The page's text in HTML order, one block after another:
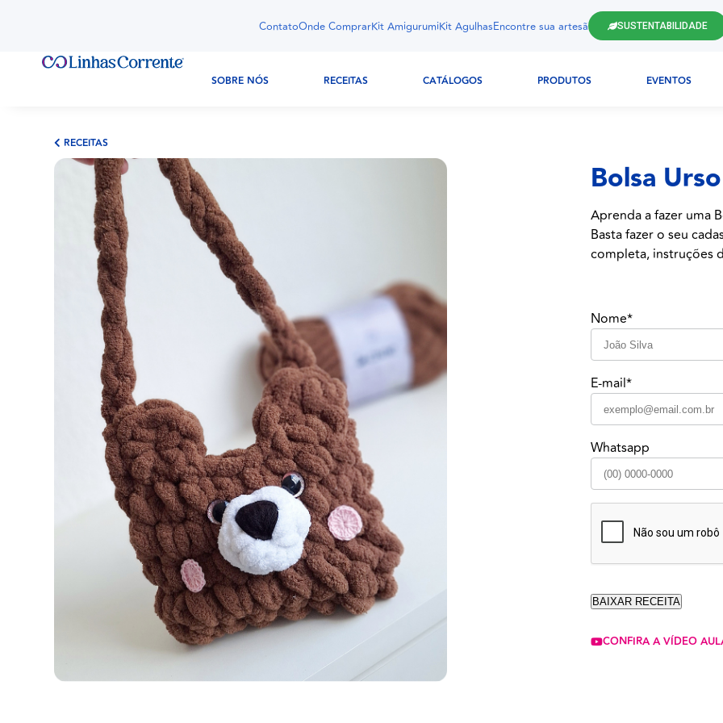
ContatoOnde ComprarKit AmigurumiKit AgulhasEncontre sua artesã SUSTENTABILIDADE
SOBRE NÓS RECEITAS CATÁLOGOS PRODUTOS EVENTOS
RECEITAS
Bolsa
Aprenda a fazer uma
Basta fazer o seu
completa, instruções
Nome*
E-mail*
Whatsapp
CONFIRA A VÍDEO